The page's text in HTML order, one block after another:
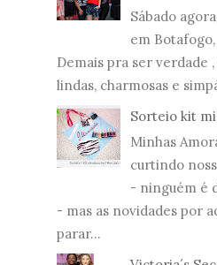
Sábado
em
Demais pra ser verdade
lindas, charmosas e
Sorteio kit
Minhas
curtindo
- ninguém é
- mas as novidades por
parar...